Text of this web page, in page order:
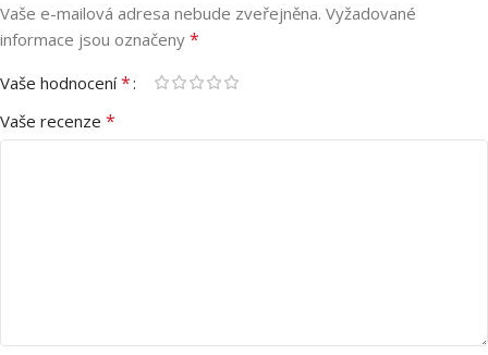
Vaše e-mailová adresa nebude zveřejněna. Vyžadované
informace jsou označeny *
Vaše hodnocení*
Vaše recenze *